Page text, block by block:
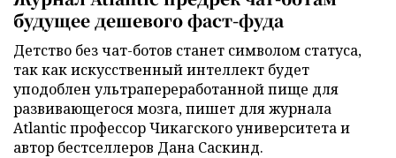
будущее дешевого фаст-фуда
Детство без чат-ботов станет символом статуса,
так как искусственный интеллект будет
уподоблен ультрапереработанной пище для
развивающегося мозга, пишет для журнала
Atlantic профессор Чикагского университета и
автор бестселлеров Дана Саскинд.